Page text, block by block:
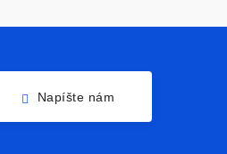
Napíšte nám